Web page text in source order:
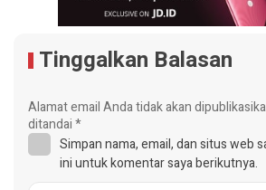
Tinggalkan Balasan
Alamat email Anda tidak akan
ditandai*
Simpan nama, email, dan situs web
ini untuk komentar saya berikutnya.